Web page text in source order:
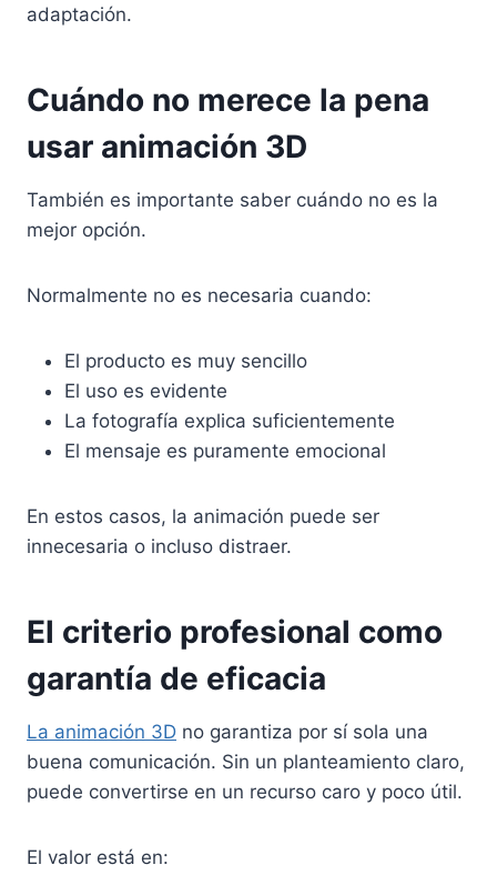
adaptación.
Cuándo no merece la pena
usar animación 3D
También es importante saber cuándo no es la
mejor opción.
Normalmente no es necesaria cuando:
El producto es muy sencillo
El uso es evidente
La fotografía explica suficientemente
El mensaje es puramente emocional
En estos casos, la animación puede ser
innecesaria o incluso distraer.
El criterio profesional como
garantía de eficacia
La animación 3D no garantiza por sí sola una
buena comunicación. Sin un planteamiento claro,
puede convertirse en un recurso caro y poco útil.
El valor está en: